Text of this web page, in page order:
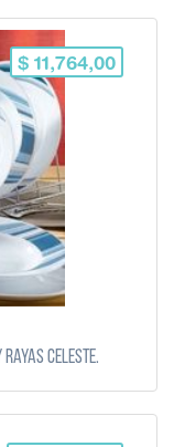
$ 11,764,00
rayas celeste.